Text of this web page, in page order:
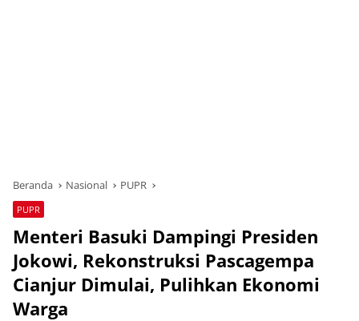
Beranda Nasional PUPR
PUPR
Menteri Basuki Dampingi Presiden
Jokowi, Rekonstruksi Pascagempa
Cianjur Dimulai, Pulihkan Ekonomi
Warga